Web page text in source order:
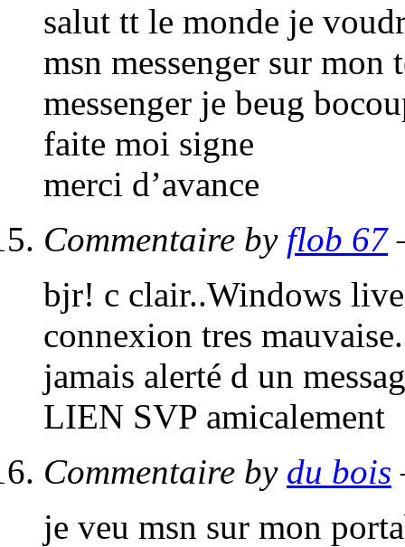
salut tt le monde je
msn messenger sur
messenger je beug
faite moi signe
merci d’avance
Commentaire by flob 67
bjr! c clair..Windows
connexion tres
jamais alerté d un
LIEN SVP amicalement
Commentaire by du bois
je veu msn sur mon